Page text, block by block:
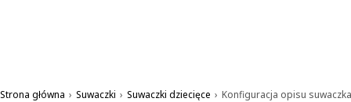
Strona główna › Suwaczki › Suwaczki dziecięce › Konfiguracja opisu suwaczka